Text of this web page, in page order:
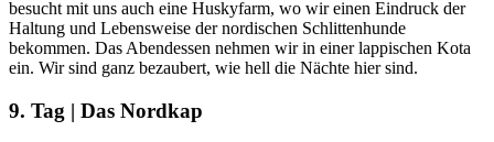
besucht mit uns auch eine Huskyfarm, wo wir einen Eindruck der
Haltung und Lebensweise der nordischen Schlittenhunde
bekommen. Das Abendessen nehmen wir in einer lappischen Kota
ein. Wir sind ganz bezaubert, wie hell die Nächte hier sind.
9. Tag | Das Nordkap